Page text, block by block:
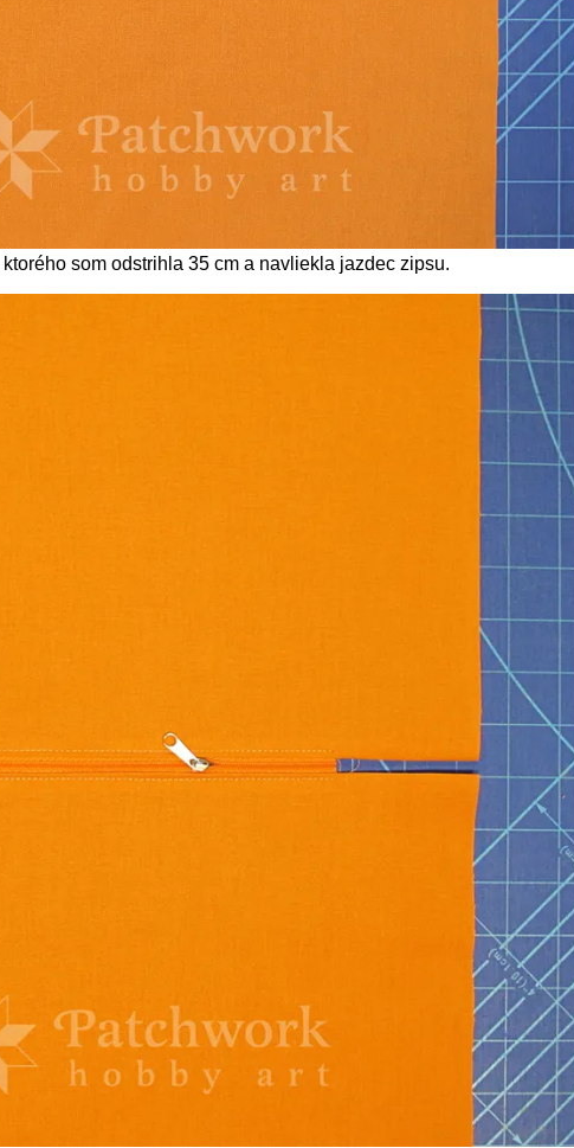
som odstrihla 35 cm a navliekla jazdec zipsu.